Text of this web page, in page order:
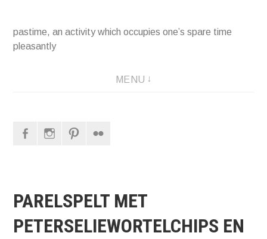
pastime, an activity which occupies one’s spare time
pleasantly
MENU
FacebookInstagram
PARELSPELT MET
PETERSELIEWORTELCHIPS EN